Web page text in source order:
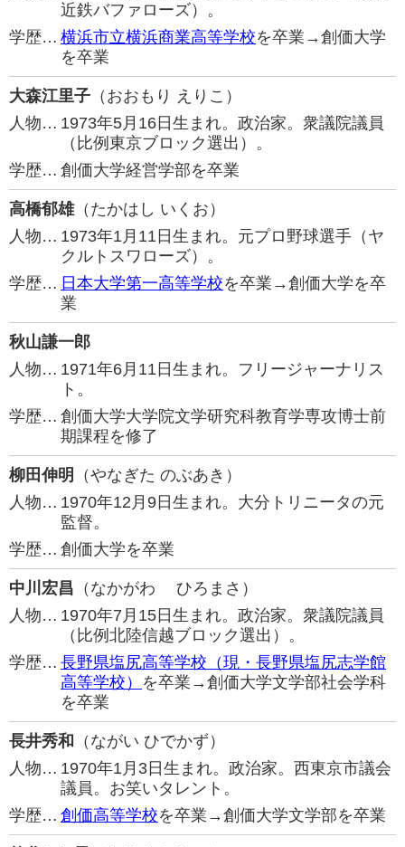
近鉄バファローズ）。
学歴… 横浜市立横浜商業高等学校を卒業→創価大学
を卒業
大森江里子 （おおもり えりこ）
人物… 1973年5月16日生まれ。政治家。衆議院議員
（比例東京ブロック選出）。
学歴… 創価大学経営学部を卒業
高橋郁雄（たかはし いくお）
人物… 1973年1月11日生まれ。元プロ野球選手（ヤ
クルトスワローズ）。
学歴… 日本大学第一高等学校を卒業→創価大学を卒
業
秋山謙一郎
人物… 1971年6月11日生まれ。フリージャーナリス
ト。
学歴… 創価大学大学院文学研究科教育学専攻博士前
期課程を修了
柳田伸明
（やなぎた のぶあき）
人物… 1970年12月9日生まれ。大分トリニータの元
監督。
学歴… 創価大学を卒業
中川宏昌 （なかがわ ひろまさ）
人物… 1970年7月15日生まれ。政治家。衆議院議員
（比例北陸信越ブロック選出）。
学歴… 長野県塩尻高等学校（現・長野県塩尻志学館
高等学校） を卒業→創価大学文学部社会学科
を卒業
長井秀和
（ながい ひでかず）
人物… 1970年1月3日生まれ。政治家。西東京市議会
議員。お笑いタレント。
学歴… 創価高等学校を卒業→創価大学文学部を卒業